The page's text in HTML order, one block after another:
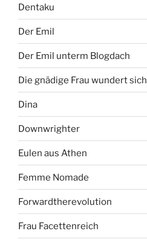
Dentaku
Der Emil
Der Emil unterm Blogdach
Die gnädige Frau wundert sich
Dina
Downwrighter
Eulen aus Athen
Femme Nomade
Forwardtherevolution
Frau Facettenreich